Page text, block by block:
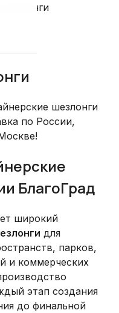
шезлонги
шезлонги
по России,
БлагоГрад
широкий
для
парков,
и коммерческих
этап создания
до финальной